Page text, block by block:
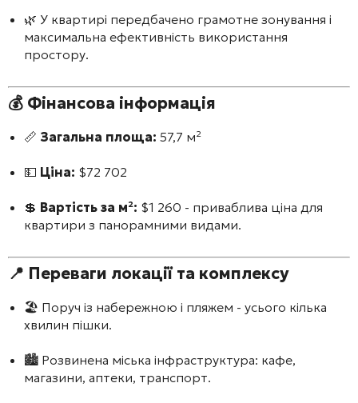
🌿 У квартирі передбачено грамотне зонування і
максимальна ефективність використання
простору.
💰 Фінансова інформація
📏 Загальна площа: 57,7 м²
💵 Ціна: $72 702
💲 Вартість за м²: $1 260 - приваблива ціна для
квартири з панорамними видами.
📍 Переваги локації та комплексу
🏖️ Поруч із набережною і пляжем - усього кілька
хвилин пішки.
🏙️ Розвинена міська інфраструктура: кафе,
магазини, аптеки, транспорт.